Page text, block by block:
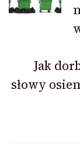
Jak
słowy